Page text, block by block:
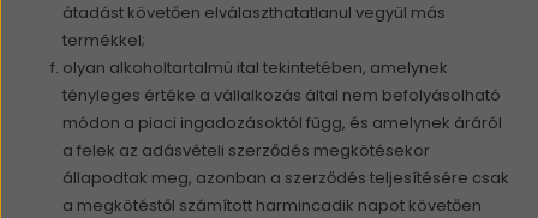
átadást követően elválaszthatatlanul vegyül más
termékkel;
olyan alkoholtartalmú ital tekintetében, amelynek
tényleges értéke a vállalkozás által nem befolyásolható
módon a piaci ingadozásoktól függ, és amelynek áráról
a felek az adásvételi szerződés megkötésekor
állapodtak meg, azonban a szerződés teljesítésére csak
a megkötéstől számított harmincadik napot követően